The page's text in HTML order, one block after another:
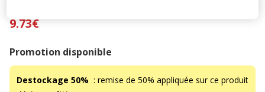
Promotion disponible
Destockage 50% : remise de 50% appliquée sur ce produit
9.73€